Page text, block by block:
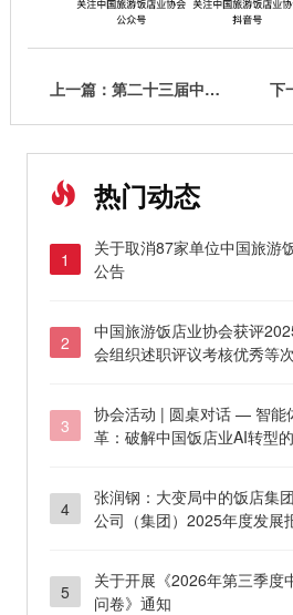
上一篇：第二十三届中国饭店集团化发展大会于北京顺利召开
热门动态
1
关于取消87家单位中国旅游
公告
2
中国旅游饭店业协会获评
会组织述职评议考核优秀等次
3
协会活动 | 圆桌对话 — 智能
革：破解中国饭店业AI转型
4
张润钢：大变局中的饭店
公司（集团）2025年度发展
5
关于开展《2026年第三季度
问卷》通知